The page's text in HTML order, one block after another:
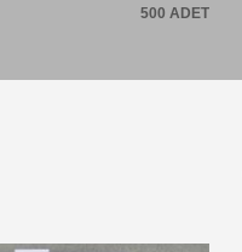
500 ADET